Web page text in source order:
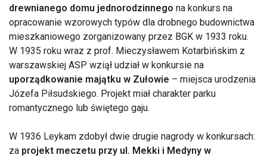
drewnianego domu jednorodzinnego na konkurs na
opracowanie wzorowych typów dla drobnego budownictwa
mieszkaniowego zorganizowany przez BGK w 1933 roku.
W 1935 roku wraz z prof. Mieczysławem Kotarbińskim z
warszawskiej ASP wziął udział w konkursie na
uporządkowanie majątku w Zułowie – miejsca urodzenia
Józefa Piłsudskiego. Projekt miał charakter parku
romantycznego lub świętego gaju.
W 1936 Leykam zdobył dwie drugie nagrody w konkursach:
za projekt meczetu przy ul. Mekki i Medyny w